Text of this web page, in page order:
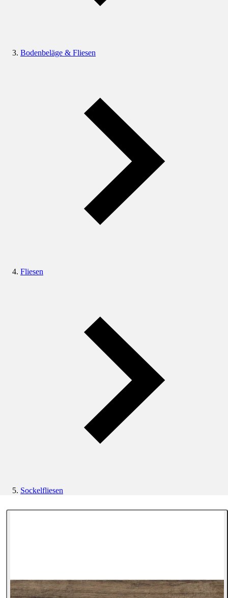
Bodenbeläge & Fliesen
Fliesen
Sockelfliesen